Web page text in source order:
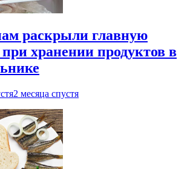
раскрыли главную
хранении продуктов в
2 месяца спустя